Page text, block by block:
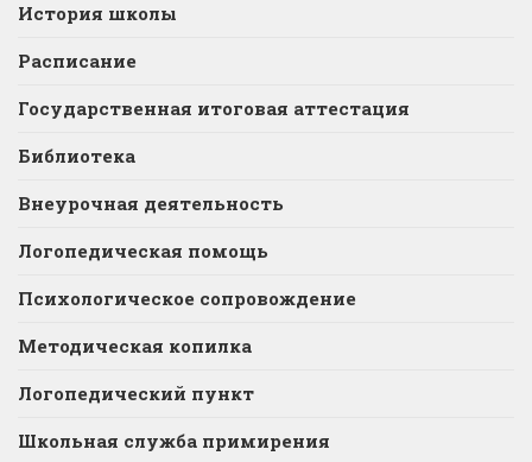
История школы
Расписание
Государственная итоговая аттестация
Библиотека
Внеурочная деятельность
Логопедическая помощь
Психологическое сопровождение
Методическая копилка
Логопедический пункт
Школьная служба примирения